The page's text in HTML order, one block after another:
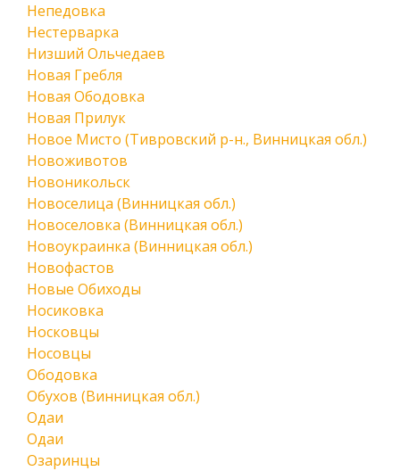
Непедовка
Нестерварка
Низший Ольчедаев
Новая Гребля
Новая Ободовка
Новая Прилук
Новое Мисто (Тивровский р-н., Винницкая обл.)
Новоживотов
Новоникольск
Новоселица (Винницкая обл.)
Новоселовка (Винницкая обл.)
Новоукраинка (Винницкая обл.)
Новофастов
Новые Обиходы
Носиковка
Носковцы
Носовцы
Ободовка
Обухов (Винницкая обл.)
Одаи
Одаи
Озаринцы